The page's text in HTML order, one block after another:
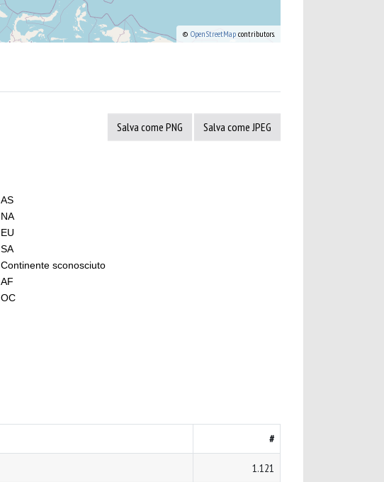
© OpenStreetMap contributors.
Salva come PNG Salva come JPEG
AS
NA
EU
SA
Continente sconosciuto
AF
OC
#
1.121